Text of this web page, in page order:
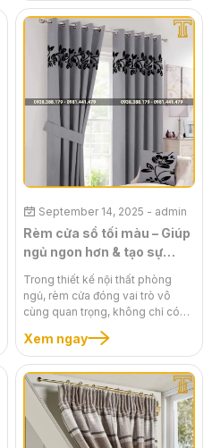
thiếu trong mỗi ngôi nhà, cũng
không ngoại lệ. Việc nắm rõ rèm
cửa sổ giá bao nhiêu và các yếu
tố ảnh hưởng sẽ giúp bạn dễ
dàng dự trù ngân sách và đưa ra
lựa chọn thông minh. Bài viết này
sẽ cung cấp bảng giá chi tiết rèm
cửa sổ cập nhật năm 2025, cùng
với những phân tích chuyên sâu
về các yếu tố cấu thành nên mức
giá, giúp bạn có cái nhìn toàn
diện và đưa ra quyết định đúng
September 14, 2025 - admin
Rèm cửa sổ tối màu – Giúp
ngủ ngon hơn & tạo sự
Trong thiết kế nội thất phòng
ngủ, rèm cửa đóng vai trò vô
cùng quan trọng, không chỉ có
chức năng che chắn ánh sáng
mà còn ảnh hưởng trực tiếp đến
chất lượng giấc ngủ. Một bộ rèm
cửa sổ tối màu chính là lựa chọn
lý tưởng, mang đến sự kết hợp
hoàn hảo giữa vẻ đẹp sang trọng,
tinh tế và khả năng cản sáng,
bảo vệ sự riêng tư tuyệt đối. Loại
Xem ngay